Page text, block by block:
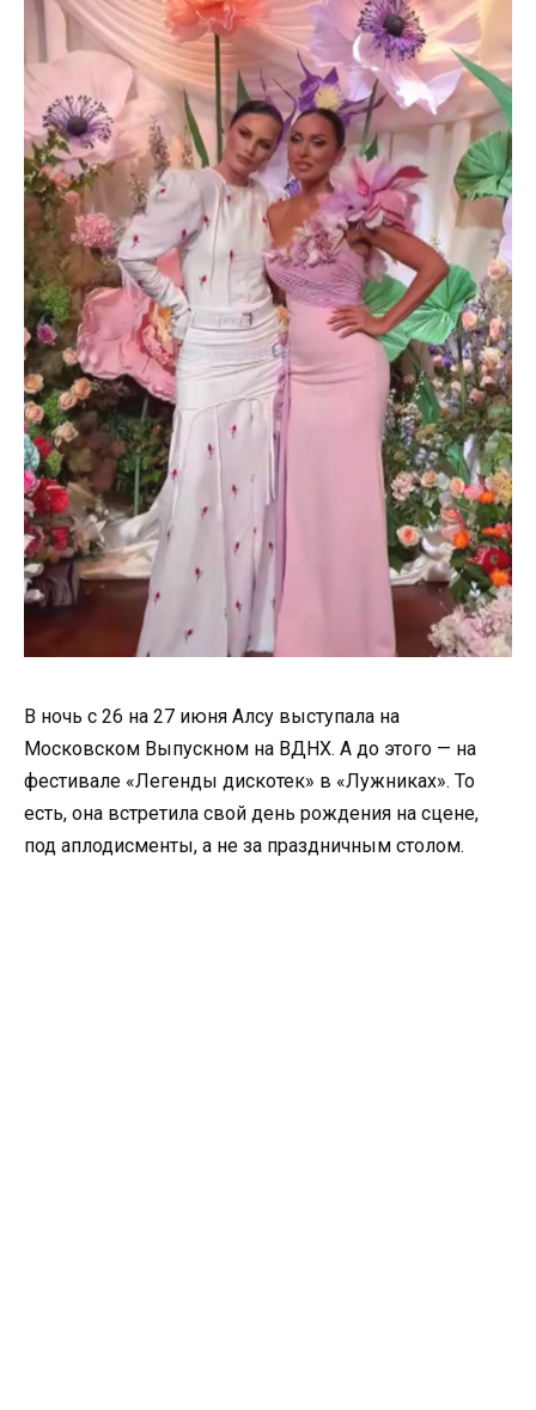
В ночь с 26 на 27 июня Алсу выступала на
Московском Выпускном на ВДНХ. А до этого — на
фестивале «Легенды дискотек» в «Лужниках». То
есть, она встретила свой день рождения на сцене,
под аплодисменты, а не за праздничным столом.